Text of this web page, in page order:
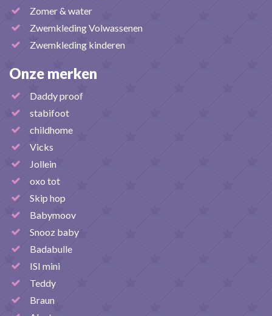
Zomer & water
Zwemkleding Volwassenen
Zwemkleding kinderen
Onze merken
Daddy proof
stabifoot
childhome
Vicks
Jollein
oxo tot
Skip hop
Babymoov
Snooz baby
Badabulle
ISI mini
Teddy
Braun